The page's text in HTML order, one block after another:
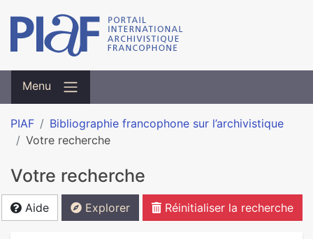
Menu
PIAF
Bibliographie francophone sur l’archivistique
Votre recherche
Votre recherche
Aide Explorer Réinitialiser la recherche